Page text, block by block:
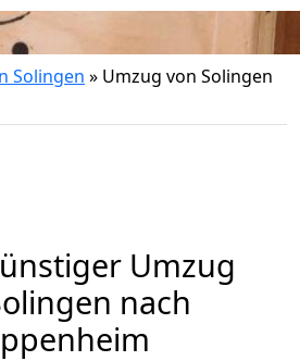
Solingen » Umzug von Solingen
Umzug
nach